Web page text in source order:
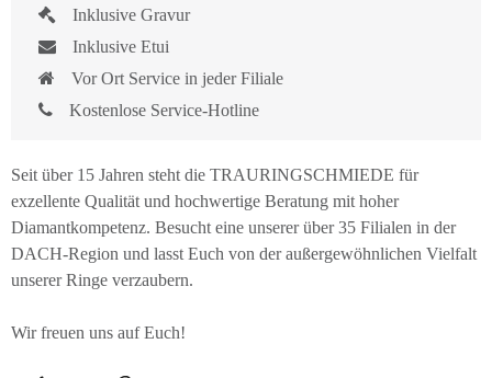
Inklusive Gravur
Inklusive Etui
Vor Ort Service in jeder Filiale
Kostenlose Service-Hotline
Seit über 15 Jahren steht die TRAURINGSCHMIEDE für
exzellente Qualität und hochwertige Beratung mit hoher
Diamantkompetenz. Besucht eine unserer über 35 Filialen in der
DACH-Region und lasst Euch von der außergewöhnlichen Vielfalt
unserer Ringe verzaubern.
Wir freuen uns auf Euch!